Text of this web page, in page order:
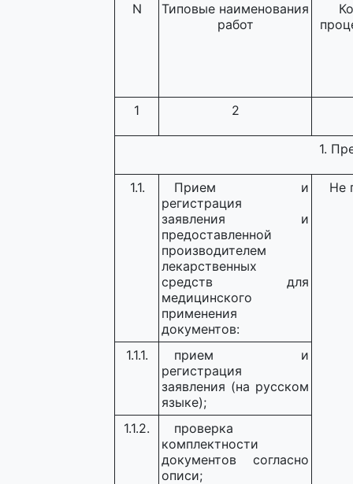
N
Типовые наименования
работ
1 2
1.
1.1.
Прием и
регистрация
заявления и
предоставленной
производителем
лекарственных
средств для
медицинского
применения
документов:
Не
1.1.1.
прием и
регистрация
заявления (на русском
языке);
1.1.2.
проверка
комплектности
документов согласно
описи;